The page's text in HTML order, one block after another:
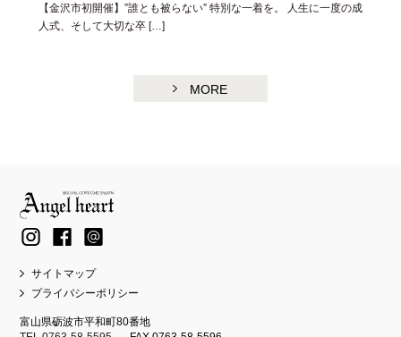
【金沢市初開催】”誰とも被らない” 特別な一着を。 人生に一度の成
人式、そして大切な卒 […]
MORE
サイトマップ
プライバシーポリシー
富山県砺波市平和町80番地